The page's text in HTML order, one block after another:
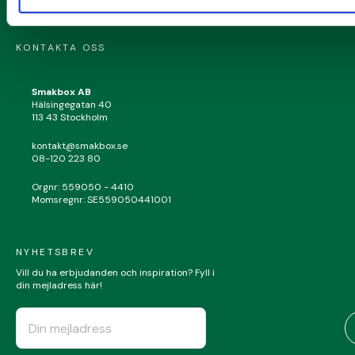
KONTAKTA OSS
Smakbox AB
Hälsingegatan 40
113 43 Stockholm
kontakt@smakbox.se
08-120 223 80
Orgnr: 559050 - 4410
Momsregnr: SE559050441001
NYHETSBREV
Vill du ha erbjudanden och inspiration? Fyll i
din mejladress här!